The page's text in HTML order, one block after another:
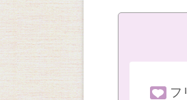
フ